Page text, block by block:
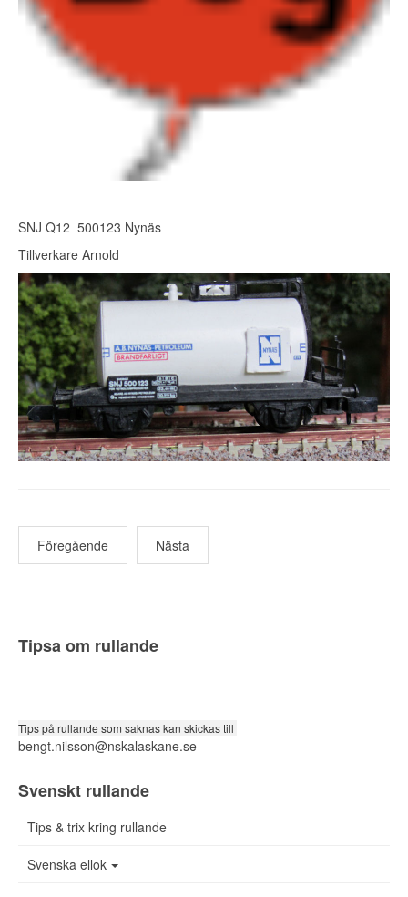
SNJ Q12 500123 Nynäs
Tillverkare Arnold
Föregående Nästa
Tipsa om rullande
Tips på rullande som saknas kan skickas till
bengt.nilsson@nskalaskane.se
Svenskt rullande
Tips & trix kring rullande
Svenska ellok